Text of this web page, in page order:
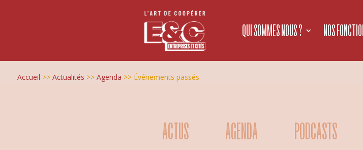
QUI SOMMES NOUS ? NOS
Accueil >> Actualités >> Agenda >> Événements passés
ACTUS AGENDA PODCASTS